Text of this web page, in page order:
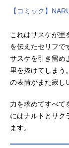
【コミック】
これはサスケが里
を伝えたセリフで
サスケを引き留め
里を抜けてしまう
の表情がまた寂し
力を求めてすべ
にはナルトとサク
ます。